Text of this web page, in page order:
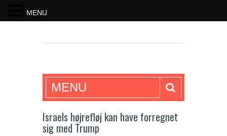
SKRIFTEN
MENU
Israels højrefløj kan have forregnet
sig med Trump
MENU